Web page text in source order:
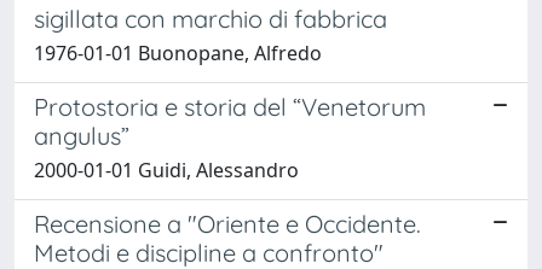
sigillata con marchio di fabbrica
1976-01-01 Buonopane, Alfredo
Protostoria e storia del “Venetorum
angulus”
2000-01-01 Guidi, Alessandro
Recensione a "Oriente e Occidente.
Metodi e discipline a confronto"